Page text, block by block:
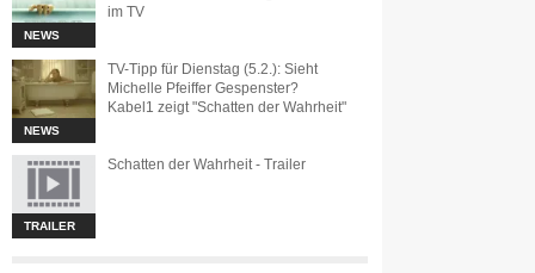
NEWS
im TV
NEWS
TV-Tipp für Dienstag (5.2.): Sieht
Michelle Pfeiffer Gespenster?
Kabel1 zeigt "Schatten der Wahrheit"
TRAILER
Schatten der Wahrheit - Trailer